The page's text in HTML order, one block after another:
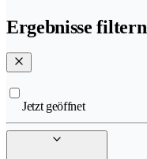
Ergebnisse filtern
Jetzt geöffnet